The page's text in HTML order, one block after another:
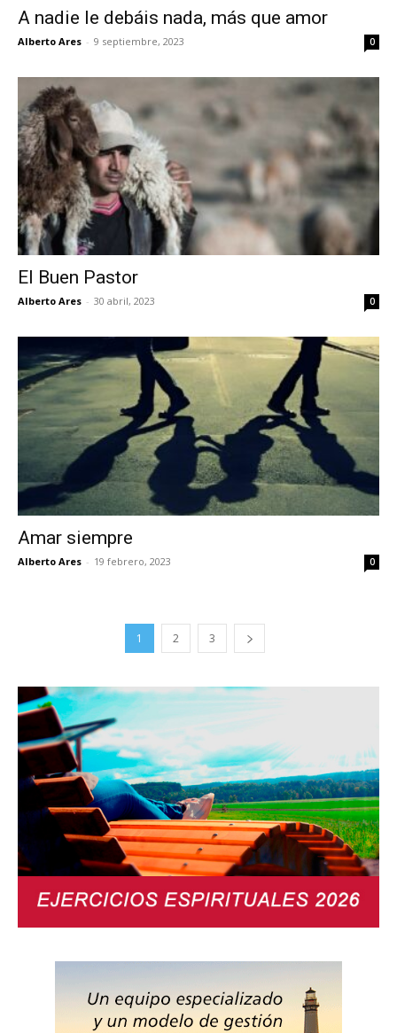
A nadie le debáis nada, más que amor
Alberto Ares - 9 septiembre, 2023 0
El Buen Pastor
Alberto Ares - 30 abril, 2023 0
Amar siempre
Alberto Ares - 19 febrero, 2023 0
1 2 3